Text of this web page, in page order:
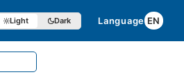
Light Dark Language EN